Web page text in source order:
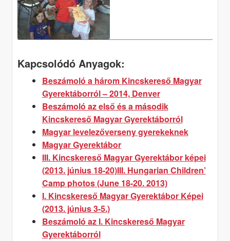
15.)
Kapcsolódó Anyagok:
Beszámoló a három Kincskereső Magyar
Gyerektáborról – 2014, Denver
Beszámoló az első és a második
Kincskereső Magyar Gyerektáborról
Magyar levelezőverseny gyerekeknek
Magyar Gyerektábor
III. Kincskereső Magyar Gyerektábor képei
(2013. június 18-20)III. Hungarian Children’
Camp photos (June 18-20. 2013)
I. Kincskereső Magyar Gyerektábor Képei
(2013. június 3-5.)
Beszámoló az I. Kincskereső Magyar
Gyerektáborról